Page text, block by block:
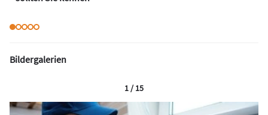
Bildergalerien
1 / 15